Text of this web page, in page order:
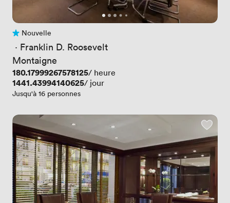
Pas encore d'avis
Nouvelle
· Franklin D. Roosevelt
Montaigne
Prix
180.17999267578125/ heure
Prix
1441.43994140625/ jour
Jusqu'à 16 personnes